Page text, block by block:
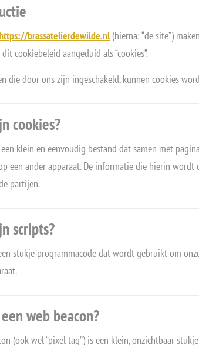
brassatelierdewilde.nl(hierna: “de site”)
cookiebeleid aangeduid als “cookies”.
die door ons zijn ingeschakeld, kunnen cookies
cookies?
klein en eenvoudig bestand dat samen met
een ander apparaat. De informatie die hierin wordt
partijen.
scripts?
stukje programmacode dat wordt gebruikt om
web beacon?
(ook wel “pixel tag”) is een klein, onzichtbaar